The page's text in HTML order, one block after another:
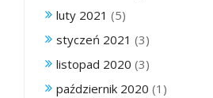
luty 2021 (5)
styczeń 2021 (3)
listopad 2020 (3)
październik 2020 (1)